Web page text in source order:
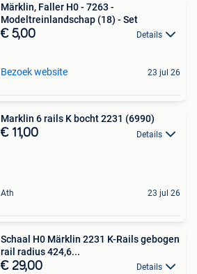
Märklin, Faller H0 - 7263 -
Modeltreinlandschap (18) - Set
€ 5,00 Details
Bezoek website 23 jul 26
Marklin 6 rails K bocht 2231 (6990)
€ 11,00 Details
Ath 23 jul 26
Schaal H0 Märklin 2231 K-Rails gebogen
rail radius 424,6...
€ 29,00 Details